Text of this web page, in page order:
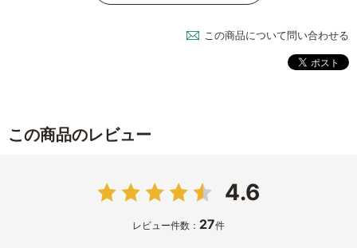
この商品について問い合わせる
この商品のレビュー
4.6
レビュー件数： 27件